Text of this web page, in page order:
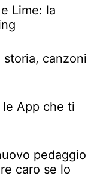
Lime: la
canzoni
le App che ti
pedaggio
caro se lo